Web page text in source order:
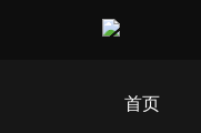
首页